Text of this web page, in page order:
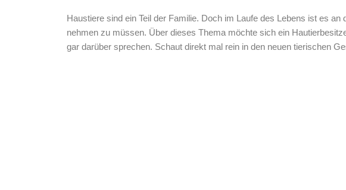
Haustiere sind ein Teil der Familie. Doch im Laufe des Lebens ist es an
nehmen zu müssen. Über dieses Thema möchte sich ein
gar darüber sprechen. Schaut direkt mal rein in den neuen tierischen